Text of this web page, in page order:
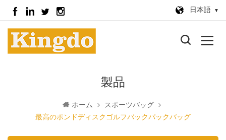
日本語
製品
ホーム
スポーツバッグ
最高のポンドディスクゴルフバックパックバッグ